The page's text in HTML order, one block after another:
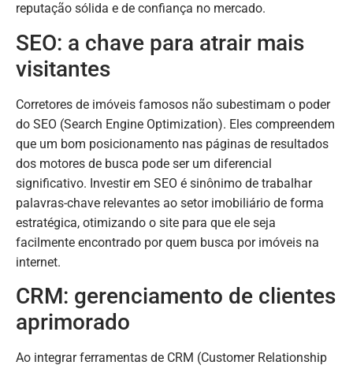
reputação sólida e de confiança no mercado.
SEO: a chave para atrair mais
visitantes
Corretores de imóveis famosos não subestimam o poder
do SEO (Search Engine Optimization). Eles compreendem
que um bom posicionamento nas páginas de resultados
dos motores de busca pode ser um diferencial
significativo. Investir em SEO é sinônimo de trabalhar
palavras-chave relevantes ao setor imobiliário de forma
estratégica, otimizando o site para que ele seja
facilmente encontrado por quem busca por imóveis na
internet.
CRM: gerenciamento de clientes
aprimorado
Ao integrar ferramentas de CRM (Customer Relationship